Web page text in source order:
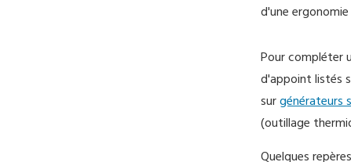
d'une
Pour compléter
d'appoint listés
surgénérateurs
(outillage
Quelques